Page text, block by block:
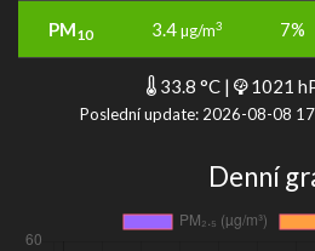
PM10 3.4µg/m3 7%
33.8 °C | 1021
Poslední update: 2026-08-08
Denní